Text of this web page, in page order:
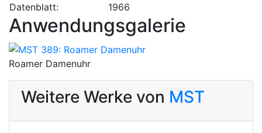
Datenblatt: 1966
Anwendungsgalerie
Roamer Damenuhr
Weitere Werke von MST